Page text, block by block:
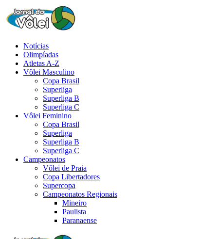
Notícias
Olimpíadas
Atletas A-Z
Vôlei Masculino
Copa Brasil
Superliga
Superliga B
Superliga C
Vôlei Feminino
Copa Brasil
Superliga
Superliga B
Superliga C
Campeonatos
Vôlei de Praia
Copa Libertadores
Supercopa
Campeonatos Regionais
Mineiro
Paulista
Paranaense